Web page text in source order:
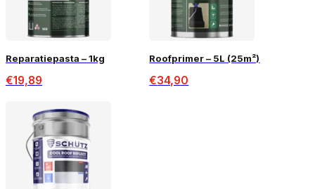
Reparatiepasta – 1kg
€19,89
Roofprimer – 5L (25m²)
€34,90